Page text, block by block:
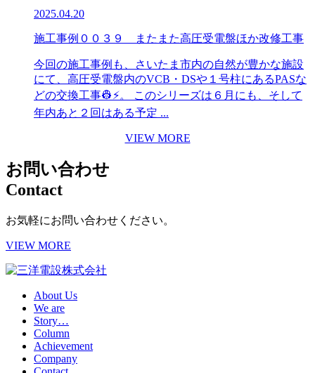
2025.04.20
施工事例００３９ またまた高圧受電盤ほか改修工事
今回の施工事例も、さいたま市内の自然が豊かな施設
にて、高圧受電盤内のVCB・DSや１号柱にあるPASな
どの交換工事👷⚡️。 このシリーズは６月にも、そして
年内あと２回はある予定 ...
VIEW MORE
お問い合わせ
Contact
お気軽にお問い合わせください。
VIEW MORE
About Us
We are
Story…
Column
Achievement
Company